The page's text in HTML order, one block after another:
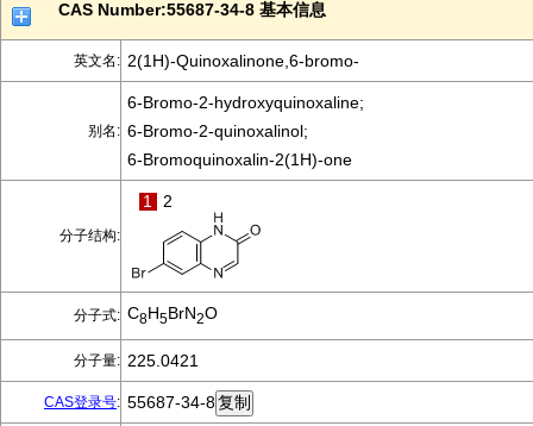
CAS Number:55687-34-8 基本信息
英文名: 2(1H)-Quinoxalinone,6-bromo-
别名:
6-Bromo-2-hydroxyquinoxaline;
6-Bromo-2-quinoxalinol;
6-Bromoquinoxalin-2(1H)-one
分子结构:
1 2
分子式: C8H5BrN2O
分子量: 225.0421
CAS登录号: 55687-34-8